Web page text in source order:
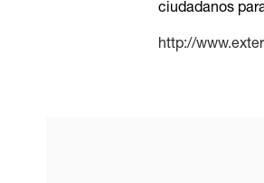
ciudadanos
http://